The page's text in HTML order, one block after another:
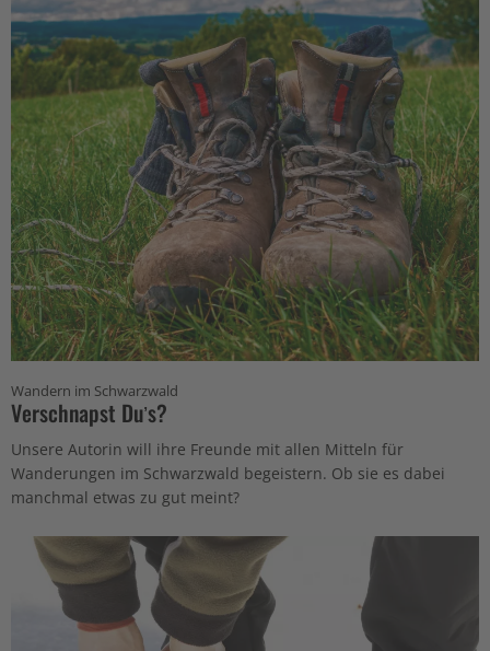
Wandern im Schwarzwald
Verschnapst Duʼs?
Unsere Autorin will ihre Freunde mit allen Mitteln für
Wanderungen im Schwarzwald begeistern. Ob sie es dabei
manchmal etwas zu gut meint?